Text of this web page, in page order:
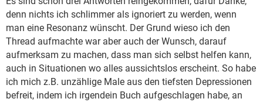
denn nichts ich schlimmer als ignoriert zu werden, wenn
man eine Resonanz wünscht. Der Grund wieso ich den
Thread aufmachte war aber auch der Wunsch, darauf
aufmerksam zu machen, dass man sich selbst helfen kann,
auch in Situationen wo alles aussichtslos erscheint. So habe
ich mich z.B. unzählige Male aus den tiefsten Depressionen
befreit, indem ich irgendein Buch aufgeschlagen habe, an